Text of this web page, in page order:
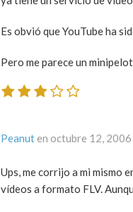
Es obvió que YouTube ha
Pero me parece un
Peanut en octubre 12, 2006
Ups, me corrijo a mi mismo
vídeos a formato FLV.